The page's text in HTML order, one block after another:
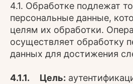
4.1. Обработке подлежат
персональные данные,
целям их обработки.
осуществляет обработку
данных для достижения
4.1.1. Цель: